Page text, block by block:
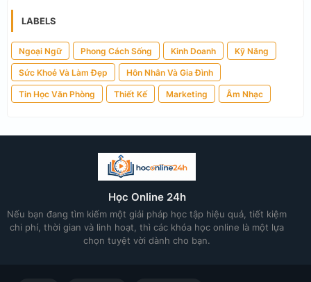
LABELS
Ngoại Ngữ Phong Cách Sống Kinh Doanh Kỹ Năng
Sức Khoẻ Và Làm Đẹp Hôn Nhân Và Gia Đình
Tin Học Văn Phòng Thiết Kế Marketing Âm Nhạc
Học Online 24h
Nếu bạn đang tìm kiếm một giải pháp học tập hiệu quả, tiết kiệm
chi phí, thời gian và linh hoạt, thì các khóa học online là một lựa
chọn tuyệt vời dành cho bạn.